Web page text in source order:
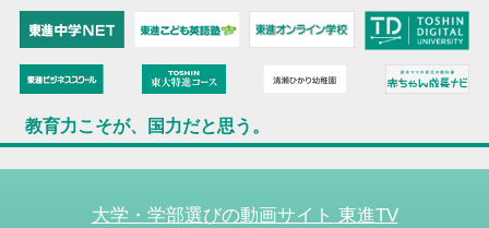
教育力こそが、国力だと思う。
大学・学部選びの動画サイト 東進TV